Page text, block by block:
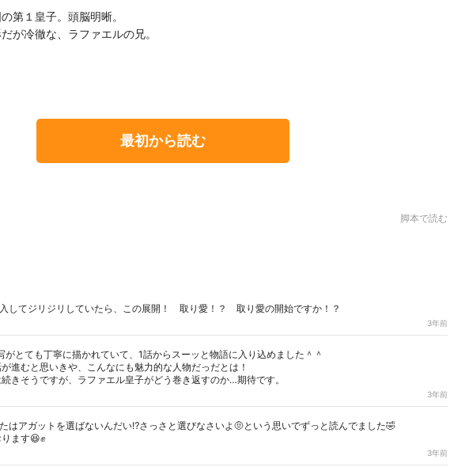
第１皇子。頭脳明晰。
が冷徹な、ラファエルの兄。
最初から読む
脚本で読む
してジリジリしていたら、この展開！ 取り愛！？ 取り愛の開始ですか！？
3年前
がとても丁寧に描かれていて、1話からスーッと物語に入り込めました＾＾
進むと思いきや、こんなにも魅力的な人物だっだとは！
きそうですが、ラファエル皇子がどう巻き返すのか…期待です。
3年前
たはアガットを選ばないんだい⁉️さっさと選びなさいよ🤨という思いでずっと読んでました🤣
ます😆✊
3年前